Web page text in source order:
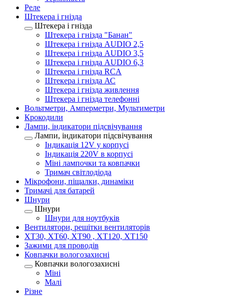
Реле
Штекера і гнізда
Штекера і гнізда
Штекера і гнізда "Банан"
Штекера і гнізда AUDIO 2,5
Штекера і гнізда AUDIO 3,5
Штекера і гнізда AUDIO 6,3
Штекера і гнізда RCA
Штекера і гнізда АС
Штекера і гнізда живлення
Штекера і гнізда телефонні
Вольтметри, Амперметри, Мультиметри
Крокодили
Лампи, індикатори підсвічування
Лампи, індикатори підсвічування
Індикація 12V у корпусі
Індикація 220V в корпусі
Міні лампочки та ковпачки
Тримач світлодіода
Мікрофони, піщалки, динаміки
Тримачі для батарей
Шнури
Шнури
Шнури для ноутбуків
Вентилятори, решітки вентиляторів
XT30, XT60, XT90 , XT120, XT150
Зажими для проводів
Ковпачки вологозахисні
Ковпачки вологозахисні
Міні
Малі
Різне